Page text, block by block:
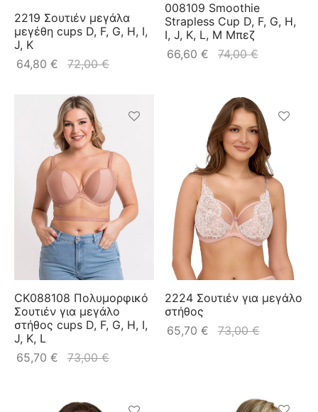
2219 Σουτιέν μεγάλα
μεγέθη cups D, F, G, H, I,
J, K
64,80 € 72,00€
008109 Smoothie
Strapless Cup D, F, G, H,
I, J, K, L, M Μπεζ
66,60 € 74,00€
CK088108 Πολυμορφικό
Σουτιέν για μεγάλο
στήθος cups D, F, G, H, I,
J, K, L
65,70 € 73,00€
2224 Σουτιέν για μεγάλο
στήθος
65,70 € 73,00€